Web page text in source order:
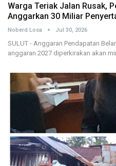
Warga Teriak Jalan Rusak,
Anggarkan 30 Miliar
Noberd Losa Jul 30, 2026
SULUT - Anggaran Pendapatan
anggaran 2027 diperkirakan akan